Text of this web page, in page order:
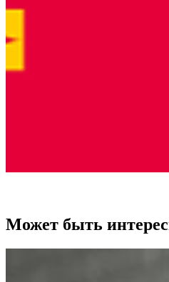
Может быть